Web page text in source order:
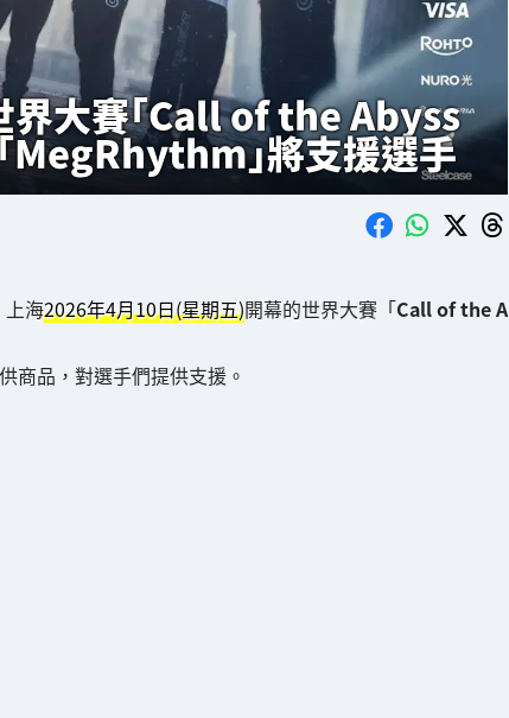
大賽「Call of the Abyss
MegRhythm」將支援選手
上海2026年4月10日(星期五)開幕的世界大賽「Call of the A
商品，對選手們提供支援。